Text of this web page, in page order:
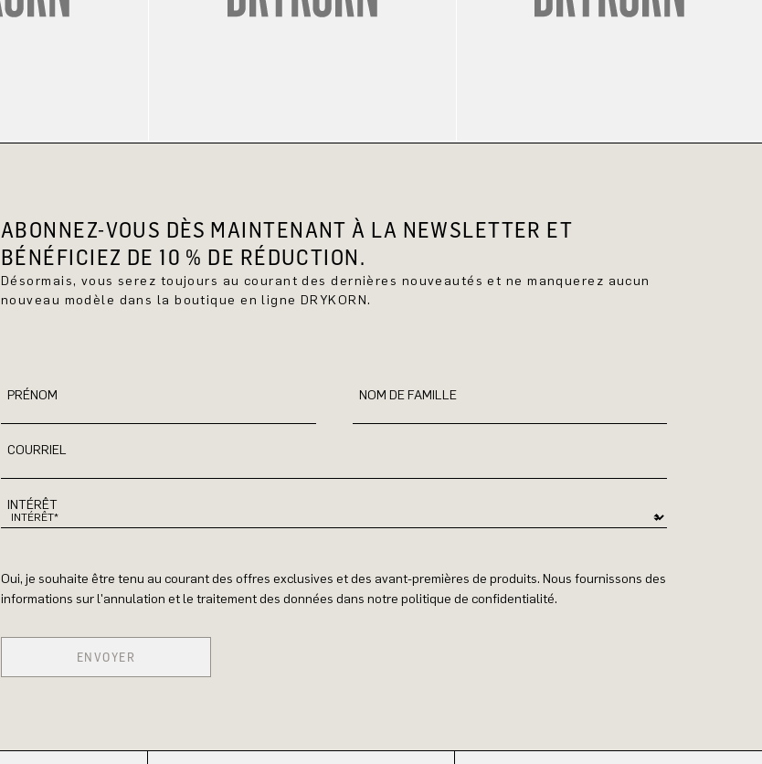
ABONNEZ-VOUS DÈS MAINTENANT À LA NEWSLETTER ET
BÉNÉFICIEZ DE 10 % DE RÉDUCTION.
Désormais, vous serez toujours au courant des dernières nouveautés et ne manquerez aucun
nouveau modèle dans la boutique en ligne DRYKORN.
PRÉNOM NOM DE FAMILLE
COURRIEL
INTÉRÊT
Oui, je souhaite être tenu au courant des offres exclusives et des avant-premières de produits. Nous fournissons des
informations sur l'annulation et le traitement des données dans notre politique de confidentialité.
ENVOYER